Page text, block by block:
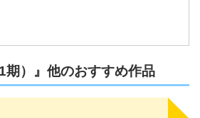
期）』他のおすすめ作品